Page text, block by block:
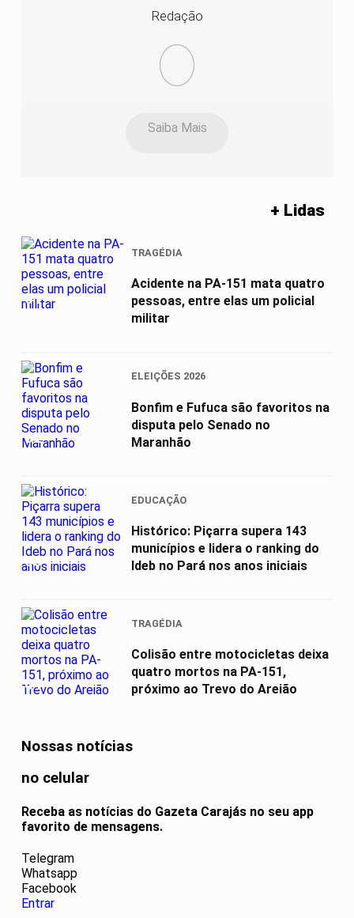
Redação
Saiba Mais
+ Lidas
01
TRAGÉDIA
Acidente na PA-151 mata quatro
pessoas, entre elas um policial
militar
02
ELEIÇÕES 2026
Bonfim e Fufuca são favoritos na
disputa pelo Senado no
Maranhão
03
EDUCAÇÃO
Histórico: Piçarra supera 143
municípios e lidera o ranking do
Ideb no Pará nos anos iniciais
04
TRAGÉDIA
Colisão entre motocicletas deixa
quatro mortos na PA-151,
próximo ao Trevo do Areião
Nossas notícias
no celular
Receba as notícias do Gazeta Carajás no seu app
favorito de mensagens.
Telegram
Whatsapp
Facebook
Entrar